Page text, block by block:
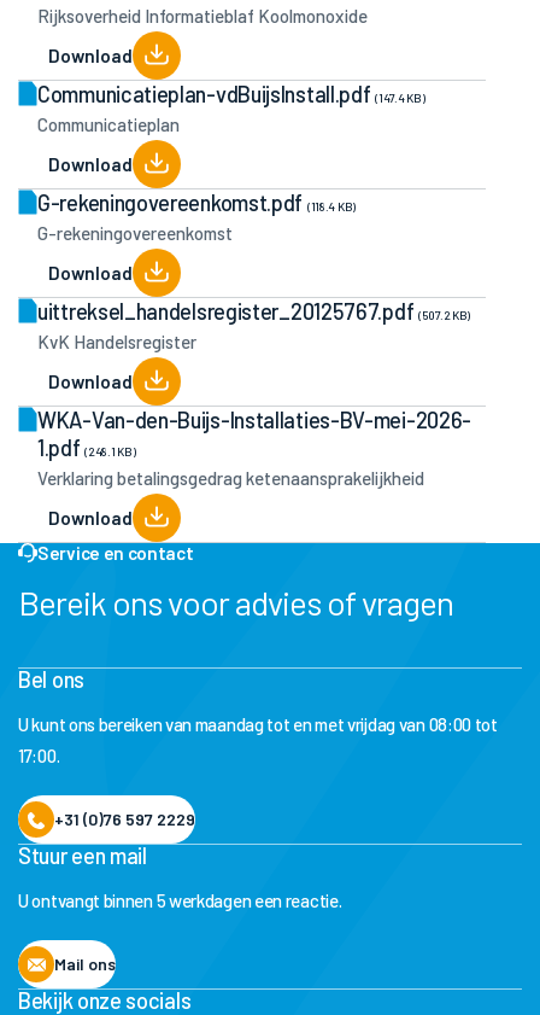
Rijksoverheid Informatieblaf Koolmonoxide
Download
Communicatieplan-vdBuijsInstall.pdf(147.4 KB)
Communicatieplan
Download
G-rekeningovereenkomst.pdf (118.4 KB)
G-rekeningovereenkomst
Download
uittreksel_handelsregister_20125767.pdf (507.2 KB)
KvK Handelsregister
Download
WKA-Van-den-Buijs-Installaties-BV-mei-2026-
1.pdf(248.1 KB)
Verklaring betalingsgedrag ketenaansprakelijkheid
Download
Service en contact
Bereik ons voor advies of vragen
Bel ons
U kunt ons bereiken van maandag tot en met vrijdag van 08:00 tot
17:00.
+31 (0)76 597 2229
Stuur een mail
U ontvangt binnen 5 werkdagen een reactie.
Mail ons
Bekijk onze socials